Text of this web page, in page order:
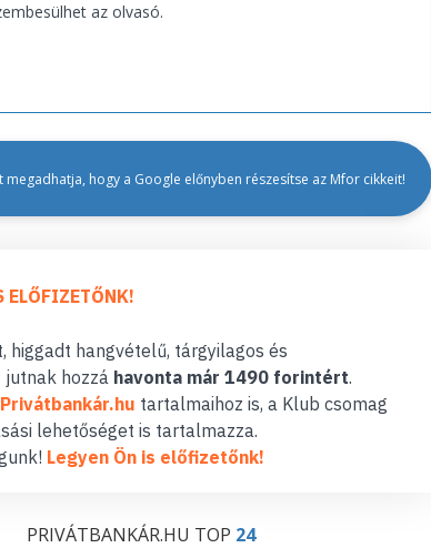
az olvasó.
hogy a Google előnyben részesítse az Mfor cikkeit!
ELŐFIZETŐNK!
hangvételű, tárgyilagos és
hozzá havonta már 1490 forintért.
Privátbankár.hu tartalmaihoz is, a Klub csomag
lehetőséget is tartalmazza.
Legyen Ön is előfizetőnk!
PRIVÁTBANKÁR.HU TOP 24